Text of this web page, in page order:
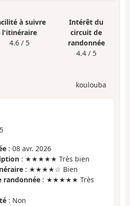
à suivre
l'itinéraire
4.6 / 5
Intérêt du
circuit de
randonnée
4.4 / 5
koulouba
5
: 08 avr. 2026
: ★★★★★ Très bien
: ★★★★☆ Bien
randonnée : ★★★★★ Très
: Non